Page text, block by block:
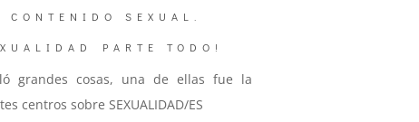
SEXUAL.
PARTE TODO!
grandes cosas, una de ellas fue la
centros sobre SEXUALIDAD/ES